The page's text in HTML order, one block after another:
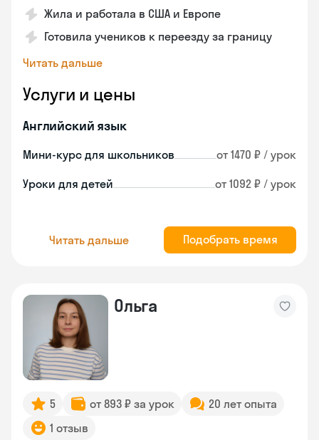
Жила и работала в США и Европе
Готовила учеников к переезду за границу
Читать дальше
Услуги и цены
Английский язык
Мини-курс для школьников от 1470 ₽ / урок
Уроки для детей от 1092 ₽ / урок
Читать дальше Подобрать время
Ольга
5 от 893 ₽ за урок
20 лет опыта
1 отзыв